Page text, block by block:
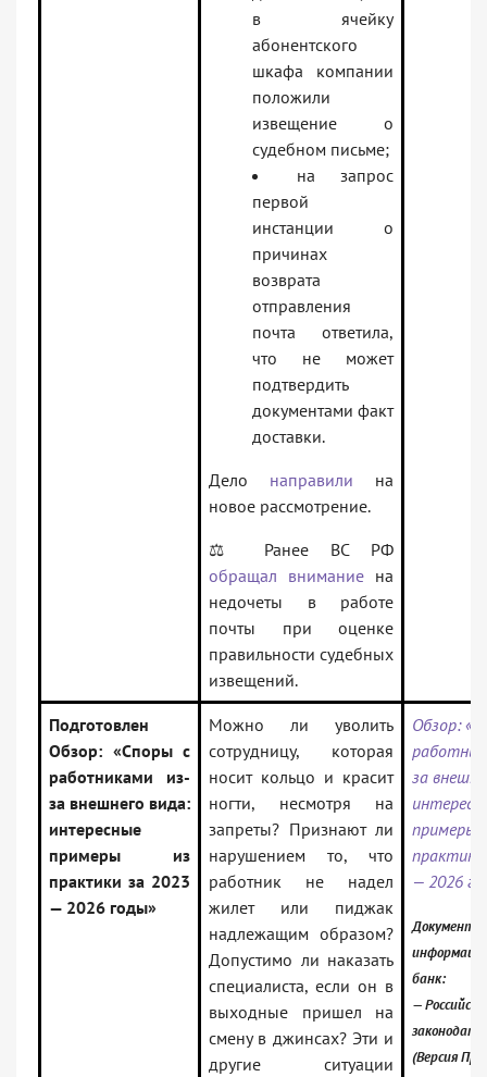
в ячейку
абонентского
шкафа компании
положили
извещение о
судебном письме;
на запрос
первой
инстанции о
причинах
возврата
отправления
почта ответила,
что не может
подтвердить
документами факт
доставки.
Дело направили на
новое рассмотрение.
⚖️ Ранее ВС РФ
обращал внимание на
недочеты в работе
почты при оценке
правильности судебных
извещений.
Подготовлен
Обзор: «Споры с
работниками из-
за внешнего вида:
интересные
примеры из
практики за 2023
— 2026 годы»
Можно ли уволить
сотрудницу, которая
носит кольцо и красит
ногти, несмотря на
запреты? Признают ли
нарушением то, что
работник не надел
жилет или пиджак
надлежащим образом?
Допустимо ли наказать
специалиста, если он в
выходные пришел на
смену в джинсах? Эти и
другие ситуации
Обзор:
за
примеры
практики
— 2026
Документ
банк:
—
(Версия